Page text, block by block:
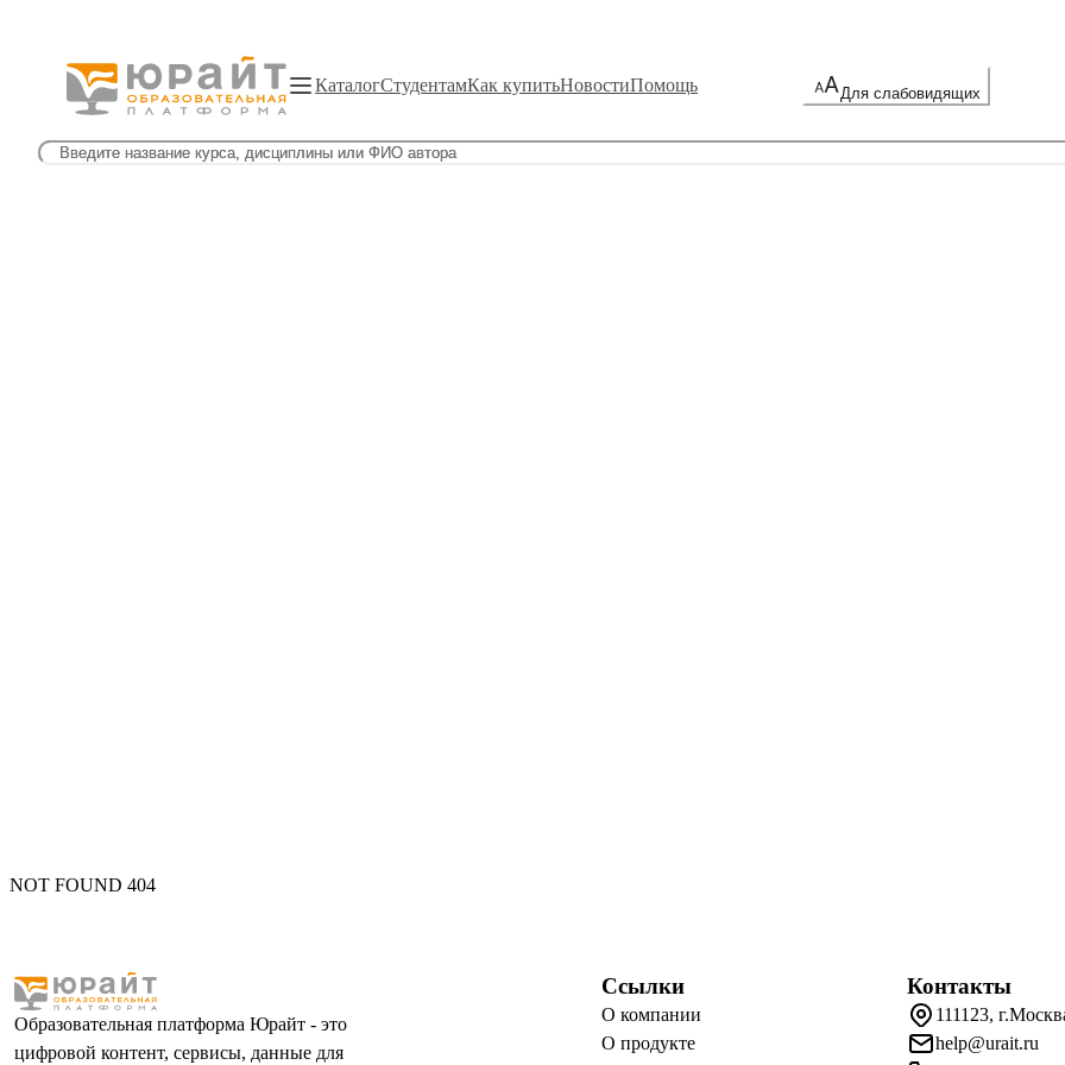
КаталогСтудентамКак купитьНовостиПомощь Для слабовидящих
NOT FOUND 404
Образовательная платформа Юрайт - это
цифровой контент, сервисы, данные для
Ссылки
О компании
О продукте
Контакты
111123,
help@urait.ru